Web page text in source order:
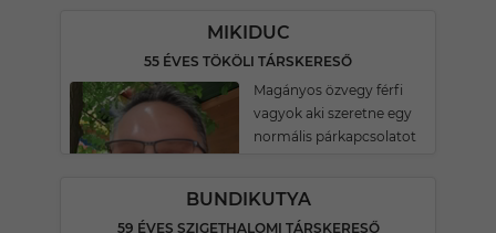
MIKIDUC
55 ÉVES TÖKÖLI TÁRSKERESŐ
Magányos özvegy férfi
vagyok aki szeretne egy
normális párkapcsolatot
BUNDIKUTYA
59 ÉVES SZIGETHALOMI TÁRSKERESŐ